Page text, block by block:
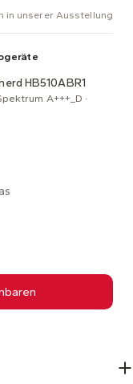
in unserer Ausstellung
HB510ABR1
A+++_D ·